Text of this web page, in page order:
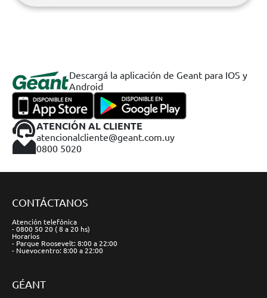
Descargá la aplicación de Geant para IOS y
Android
ATENCIÓN AL CLIENTE
atencionalcliente@geant.com.uy
0800 5020
CONTÁCTANOS
Atención telefónica
- 0800 50 20 ( 8 a 20 hs)
Horarios
- Parque Roosevelt: 8:00 a 22:00
- Nuevocentro: 8:00 a 22:00
GÉANT